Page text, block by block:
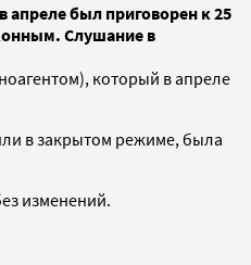
был приговорен к 25
Слушание в
который в апреле
в закрытом режиме, была
изменений.